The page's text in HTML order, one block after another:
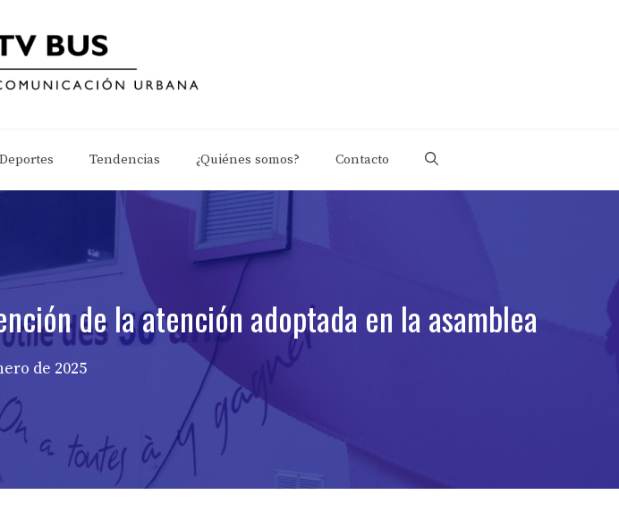
Deportes Tendencias ¿Quiénes somos? Contacto
de la atención adoptada en la asamblea
de 2025